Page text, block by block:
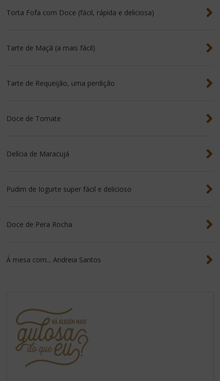
Torta Fofa com Doce (fácil, rápida e deliciosa)
Tarte de Maçã (a mais fácil)
Tarte de Requeijão, uma perdição
Doce de Tomate
Delícia de Maracujá
Pudim de Iogurte super fácil e delicioso
Doce de Pera Rocha
À mesa com... Andreia Santos